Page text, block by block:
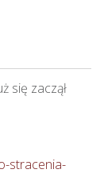
się zaczął
stracenia-